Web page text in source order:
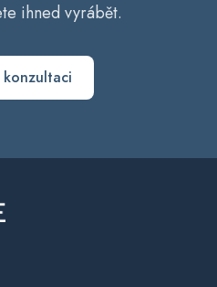
ihned vyrábět.